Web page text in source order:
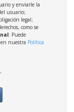
y enviarle la
usuario;
legal;
como se
: Puede
nuestra Política
.